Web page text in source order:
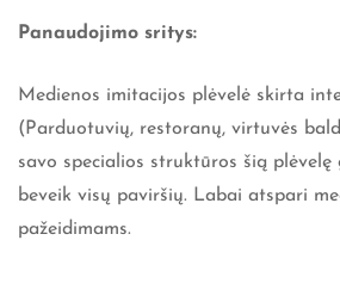
Panaudojimo sritys:
Medienos imitacijos plėvelė skirta
(Parduotuvių, restoranų, virtuvės
savo specialios struktūros šią
beveik visų paviršių. Labai atspari
pažeidimams.